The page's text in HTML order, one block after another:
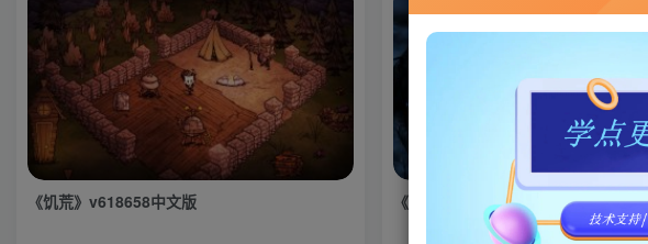
《饥荒》v618658中文版 《永恒秩序》v1.0.1中文版